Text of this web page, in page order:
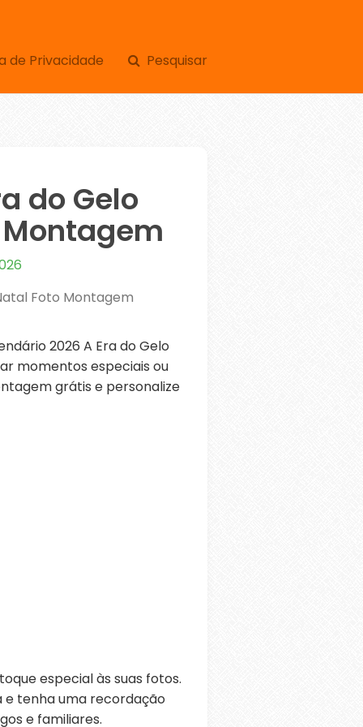
de Privacidade Pesquisar
do Gelo
Foto Montagem
2026 A Era do Gelo
momentos especiais ou
grátis e personalize
especial às suas fotos.
e tenha uma recordação
e familiares.